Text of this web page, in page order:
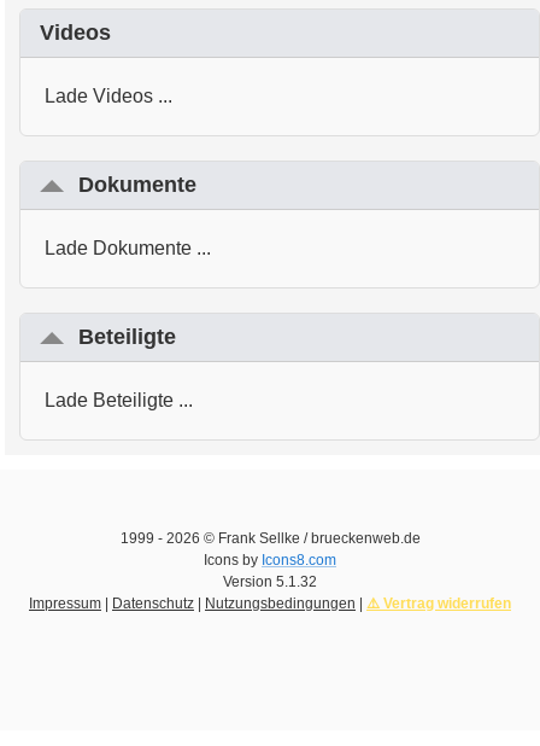
Videos
Lade Videos ...
Dokumente
Lade Dokumente ...
Beteiligte
Lade Beteiligte ...
1999 - 2026 © Frank Sellke / brueckenweb.de
Icons by Icons8.com
Version 5.1.32
Impressum
Datenschutz Nutzungsbedingungen ⚠️ Vertrag widerrufen